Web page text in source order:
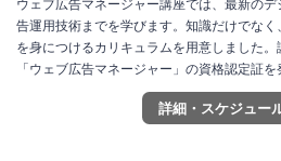
ウェブ広告マネージャー講座では、最新の
告運用技術までを学びます。知識だけでな
を身につけるカリキュラムを用意しました
「ウェブ広告マネージャー」の資格認定証を
詳細・スケジュー